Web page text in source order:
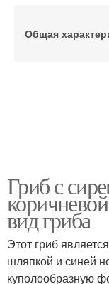
Общая
Гриб с
вид гриба
Этот гриб
шляпкой и синей
куполообразную